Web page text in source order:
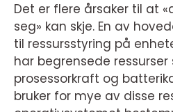
Det er flere årsaker til at
seg» kan skje. En av
til ressursstyring på
har begrensede
prosessorkraft og
bruker for mye av disse